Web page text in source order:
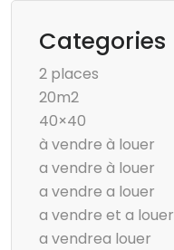
Categories
2 places
20m2
40×40
à vendre à louer
a vendre à louer
a vendre a louer
a vendre et a louer
a vendrea louer